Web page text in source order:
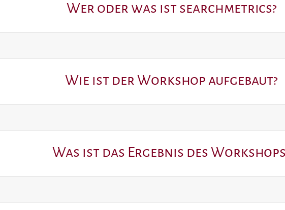
Wer oder was ist searchmetrics?
Wie ist der Workshop aufgebaut?
Was ist das Ergebnis des